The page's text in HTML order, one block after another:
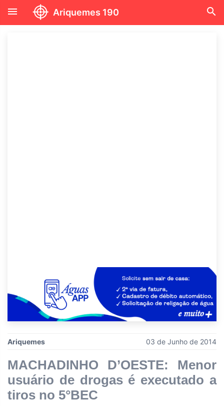
menu Ariquemes 190 search
Ariquemes 03 de Junho de 2014
MACHADINHO D’OESTE: Menor
usuário de drogas é executado a
tiros no 5°BEC